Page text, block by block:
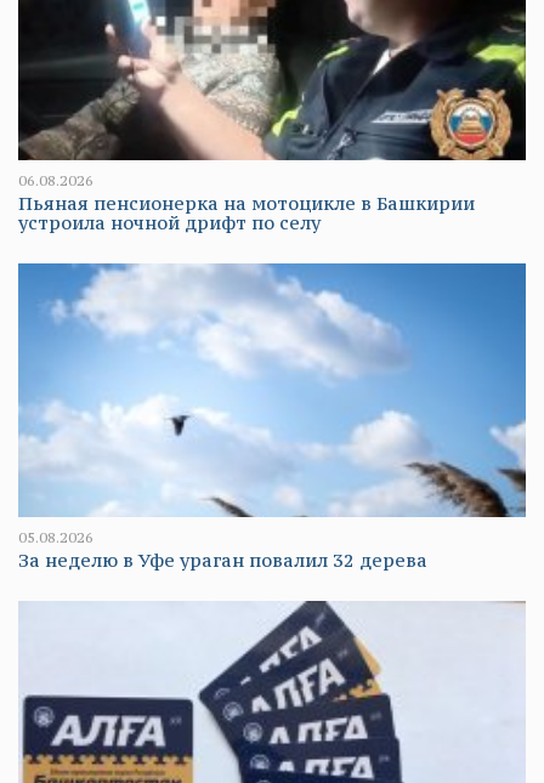
06.08.2026
Пьяная пенсионерка на мотоцикле в Башкирии
устроила ночной дрифт по селу
05.08.2026
За неделю в Уфе ураган повалил 32 дерева